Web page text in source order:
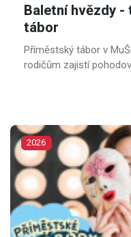
Baletní hvězdy
tábor
Příměstský tábor v
rodičům zajistí
2026